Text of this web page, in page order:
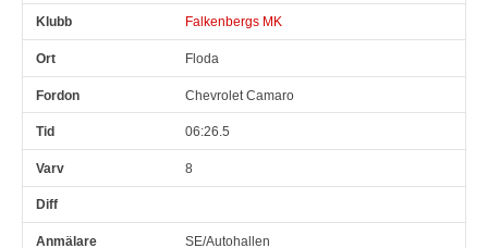
Falkenbergs MK
Floda
Chevrolet Camaro
06:26.5
8
SE/Autohallen